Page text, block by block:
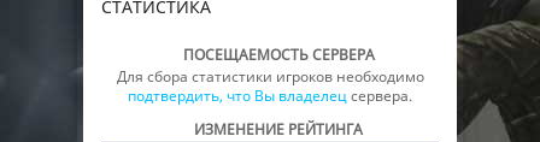
СТАТИСТИКА
ПОСЕЩАЕМОСТЬ СЕРВЕРА
Для сбора статистики игроков необходимо
подтвердить, что Вы владелецсервера.
ИЗМЕНЕНИЕ РЕЙТИНГА